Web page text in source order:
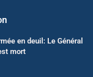
en deuil: Le Général
mort